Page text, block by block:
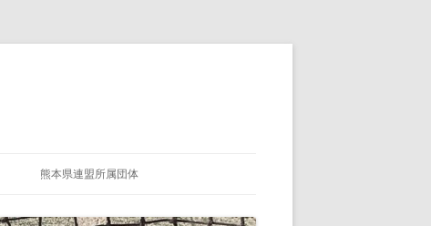
熊本県連盟所属団体